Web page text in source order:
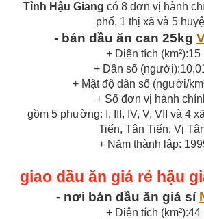
Tỉnh Hậu Giang có 8 đơn vị hành
phố, 1 thị xã và 5
- bán dầu ăn can 25kg
+ Diện tích (km²):15
+ Dân số
+ Mật độ dân số (người/
+ Số đơn vị hành
gồm 5 phường: I, III, IV, V, VII và 4
Tiến, Tân Tiến, Vị
+ Năm thành lập:
giao dầu ăn giá rẻ hậu
- nơi bán dầu ăn giá sỉ
+ Diện tích (km²):44